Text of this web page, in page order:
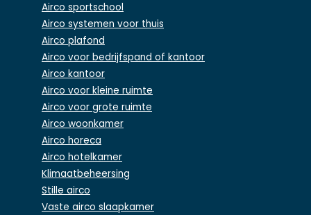
Airco sportschool
Airco systemen voor thuis
Airco plafond
Airco voor bedrijfspand of kantoor
Airco kantoor
Airco voor kleine ruimte
Airco voor grote ruimte
Airco woonkamer
Airco horeca
Airco hotelkamer
Klimaatbeheersing
Stille airco
Vaste airco slaapkamer